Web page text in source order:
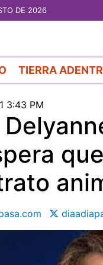
DE 2026
TIERRA
3:43 PM